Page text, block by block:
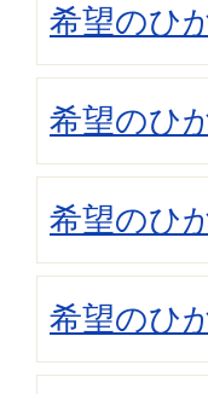
希望のひ
希望のひ
希望のひ
希望のひ